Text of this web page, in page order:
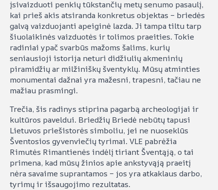
įsivaizduoti penkių tūkstančių metų senumo pasaulį,
kai prieš akis atsiranda konkretus objektas – briedės
galvą vaizduojanti apeiginė lazda. Ji tampa tiltu tarp
šiuolaikinės vaizduotės ir tolimos praeities. Tokie
radiniai ypač svarbūs mažoms šalims, kurių
seniausioji istorija neturi didžiulių akmeninių
piramidžių ar milžiniškų šventyklų. Mūsų atminties
monumentai dažnai yra mažesni, trapesni, tačiau ne
mažiau prasmingi.
Trečia, šis radinys stiprina pagarbą archeologijai ir
kultūros paveldui. Briedžių Briedė nebūtų tapusi
Lietuvos priešistorės simboliu, jei ne nuoseklūs
Šventosios gyvenviečių tyrimai. VLE pabrėžia
Rimutės Rimantienės indėlį tiriant Šventąją, o tai
primena, kad mūsų žinios apie ankstyvąją praeitį
nėra savaime suprantamos – jos yra atkaklaus darbo,
tyrimų ir išsaugojimo rezultatas.